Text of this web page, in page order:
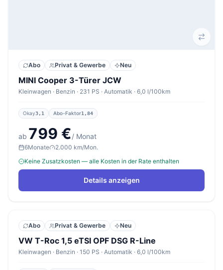
Abo Privat & Gewerbe Neu
MINI Cooper 3-Türer JCW
Kleinwagen · Benzin · 231 PS · Automatik · 6,0 l/100km
Okay3,1 Abo-Faktor1,84
ab 799 €/ Monat
6Monate
2.000 km/Mon.
Keine Zusatzkosten — alle Kosten in der Rate enthalten
Details anzeigen
Abo Privat & Gewerbe Neu
VW T-Roc 1,5 eTSI OPF DSG R-Line
Kleinwagen · Benzin · 150 PS · Automatik · 6,0 l/100km